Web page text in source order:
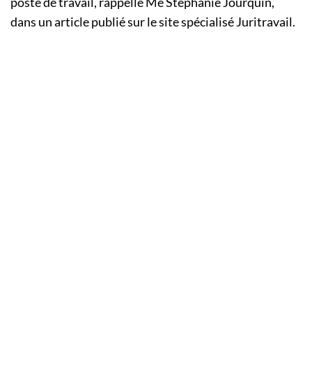
dans un article publié sur le site spécialisé Juritravail.